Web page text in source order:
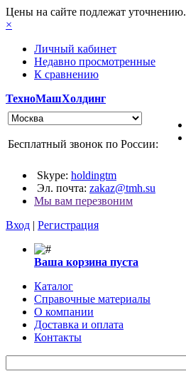
Цены на сайте подлежат уточнению.
×
Личный кабинет
Недавно просмотренные
К сравнению
ТехноМашХолдинг
Бесплатный звонок по России:
Skype: holdingtm
Эл. почта: zakaz@tmh.su
Мы вам перезвоним
Вход | Регистрация
Ваша корзина пуста
Каталог
Справочные материалы
О компании
Доставка и оплата
Контакты